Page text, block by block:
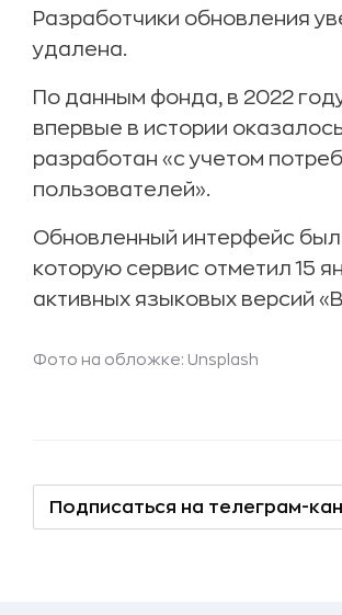
Разработчики обновления
удалена.
По данным фонда, в 2022
впервые в истории
разработан «с учетом
пользователей».
Обновленный интерфейс
которую сервис отметил 15
активных языковых версий
Фото на обложке: Unsplash
Подписаться на телеграм-